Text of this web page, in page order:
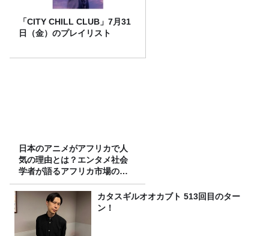
「CITY CHILL CLUB」7月31
日（金）のプレイリスト
日本のアニメがアフリカで人
気の理由とは？エンタメ社会
学者が語るアフリカ市場のリ
アル
カタスギルオオカブト 513回目のター
ン！